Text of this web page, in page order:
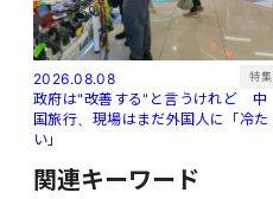
2026.08.08 特集
政府は"改善する"と言うけれど 中
国旅行、現場はまだ外国人に「冷た
い」
関連キーワード